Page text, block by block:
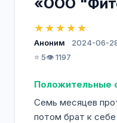
★★★★★
Аноним
2024-06-
⭐ 5👁️ 1197
Положительные
Семь месяцев
потом брат к